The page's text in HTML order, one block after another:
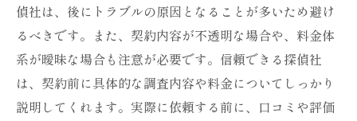
偵社は、後にトラブルの原因となることが多いため避け
るべきです。また、契約内容が不透明な場合や、料金体
系が曖昧な場合も注意が必要です。信頼できる探偵社
は、契約前に具体的な調査内容や料金についてしっかり
説明してくれます。実際に依頼する前に、口コミや評価